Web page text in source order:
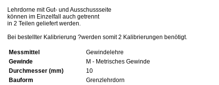
Lehrdorne mit Gut- und Ausschussseite
können im Einzelfall auch getrennt
in 2 Teilen geliefert werden.
Bei bestellter Kalibrierung ?werden somit 2 Kalibrierungen benötigt.
Messmittel
Gewindelehre
Gewinde
M - Metrisches Gewinde
Durchmesser (mm)
10
Bauform
Grenzlehrdorn